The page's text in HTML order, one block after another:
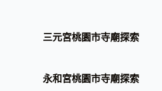
三元宮桃園市寺廟探索
永和宮桃園市寺廟探索